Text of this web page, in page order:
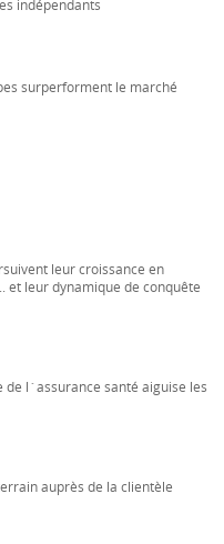
indépendants
surperforment le marché
leur croissance en
et leur dynamique de conquête
de l´assurance santé aiguise les
auprès de la clientèle